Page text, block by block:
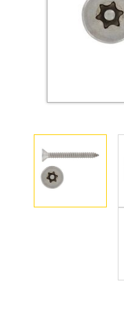
Оснастка и
Стопорные
Такелаж